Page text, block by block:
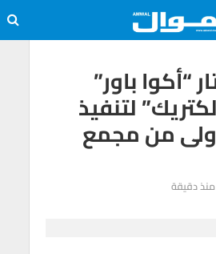
“أكوا باور”
لتنفيذ
من مجمع